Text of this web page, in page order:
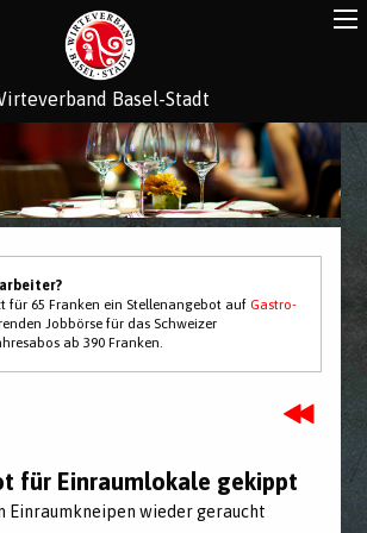
Basel-Stadt
für 65 Franken ein Stellenangebot aufGastro-
Jobbörse für das Schweizer
ab 390 Franken.
für Einraumlokale gekippt
Einraumkneipen wieder geraucht